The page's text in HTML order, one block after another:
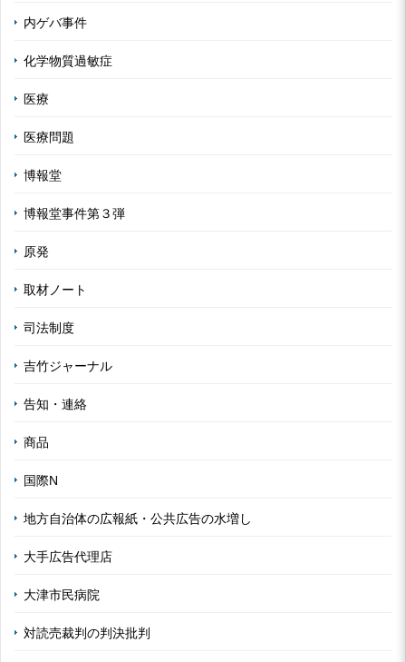
内ゲバ事件
化学物質過敏症
医療
医療問題
博報堂
博報堂事件第３弾
原発
取材ノート
司法制度
吉竹ジャーナル
告知・連絡
商品
国際N
地方自治体の広報紙・公共広告の水増し
大手広告代理店
大津市民病院
対読売裁判の判決批判